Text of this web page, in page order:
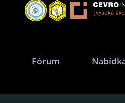
Fórum